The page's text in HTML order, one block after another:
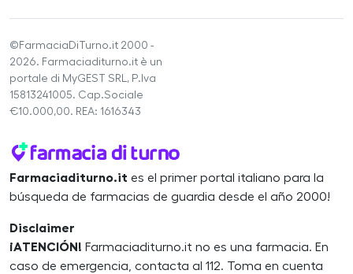
©FarmaciaDiTurno.it 2000 -
2026. Farmaciaditurno.it è un
portale di MyGEST SRL, P.Iva
15813241005. Cap.Sociale
€10.000,00. REA: 1616343
Farmaciaditurno.it es el primer portal italiano para la
búsqueda de farmacias de guardia desde el año 2000!
Disclaimer
¡ATENCIÓN! Farmaciaditurno.it no es una farmacia. En
caso de emergencia, contacta al 112. Toma en cuenta